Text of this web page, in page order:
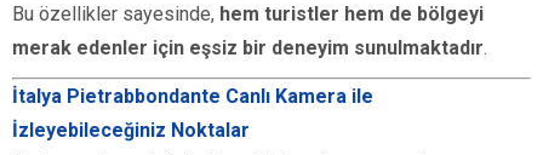
Bu özellikler sayesinde, hem turistler hem de bölgeyi
merak edenler için eşsiz bir deneyim sunulmaktadır.
İtalya Pietrabbondante Canlı Kamera ile
İzleyebileceğiniz Noktalar